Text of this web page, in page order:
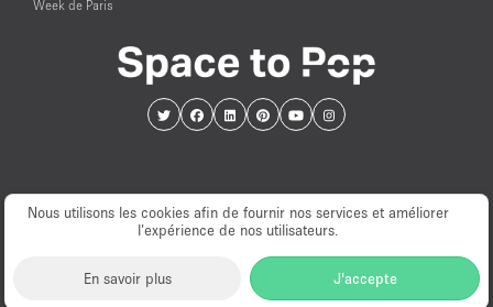
Nous utilisons les cookies afin de fournir nos services et améliorer
l’expérience de nos utilisateurs.
En savoir plus J'accepte
Week de Paris
EAA Licence Number: C-075131